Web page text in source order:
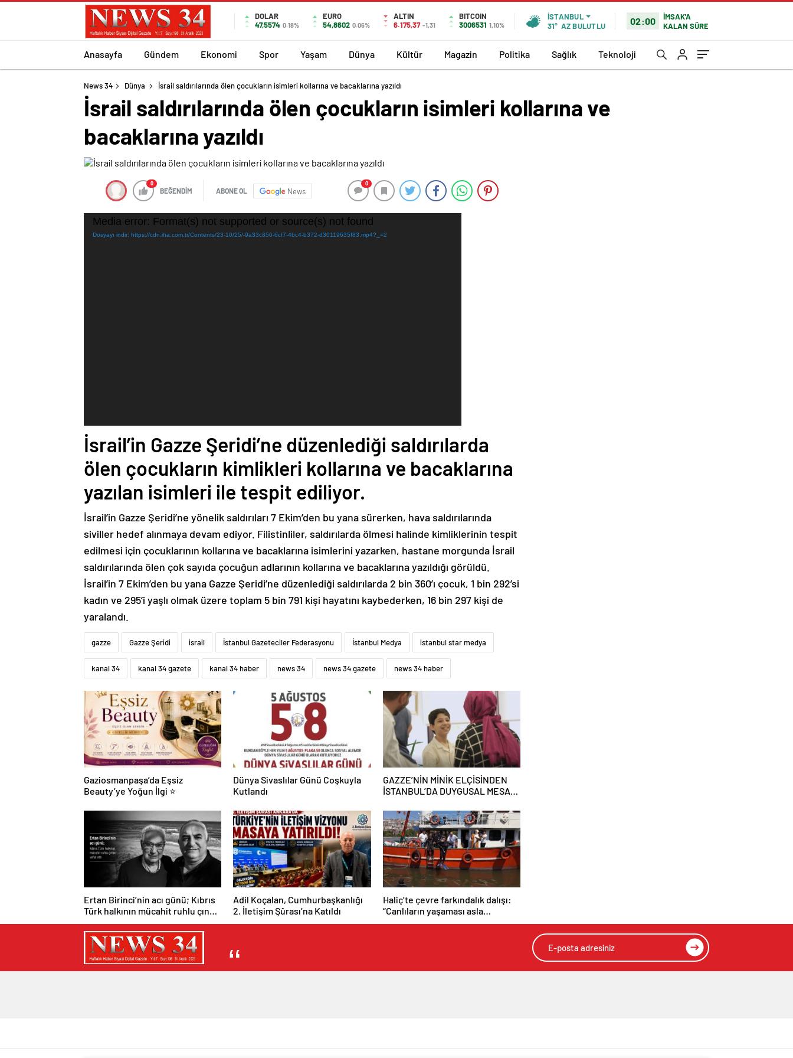
DOLAR
47,5574 0.18%
EURO
54,8602 0.06%
ALTIN
6.175,37 -1,31
BITCOIN
3006531 1,10%
İSTANBUL
31° AZ BULUTLU 02:00
İMSAK'A
KALAN SÜRE
Anasayfa Gündem Ekonomi Spor Yaşam Dünya Kültür Magazin Politika Sağlık Teknoloji
News 34 Dünya İsrail saldırılarında ölen çocukların isimleri kollarına ve bacaklarına yazıldı
İsrail saldırılarında ölen çocukların isimleri kollarına ve
bacaklarına yazıldı
0
BEĞENDİM ABONE OL News
0
Video
Media error: Format(s) not supported or source(s) not found
Dosyayı indir: https://cdn.iha.com.tr/Contents/23-10/25/-9a33c850-6cf7-4bc4-b372-d30119635f83.mp4?_=2
İsrail’in Gazze Şeridi’ne düzenlediği saldırılarda
ölen çocukların kimlikleri kollarına ve bacaklarına
yazılan isimleri ile tespit ediliyor.
İsrail’in Gazze Şeridi’ne yönelik saldırıları 7 Ekim’den bu yana sürerken, hava saldırılarında
siviller hedef alınmaya devam ediyor. Filistinliler, saldırılarda ölmesi halinde kimliklerinin tespit
edilmesi için çocuklarının kollarına ve bacaklarına isimlerini yazarken, hastane morgunda İsrail
saldırılarında ölen çok sayıda çocuğun adlarının kollarına ve bacaklarına yazıldığı görüldü.
İsrail’in 7 Ekim’den bu yana Gazze Şeridi’ne düzenlediği saldırılarda 2 bin 360’ı çocuk, 1 bin 292’si
kadın ve 295’i yaşlı olmak üzere toplam 5 bin 791 kişi hayatını kaybederken, 16 bin 297 kişi de
yaralandı.
gazze Gazze Şeridi israil İstanbul Gazeteciler Federasyonu İstanbul Medya istanbul star medya
kanal 34 kanal 34 gazete kanal 34 haber news 34 news 34 gazete news 34 haber
Gaziosmanpaşa’da Eşsiz
Beauty’ye Yoğun İlgi ⭐
Dünya Sivaslılar Günü Coşkuyla
Kutlandı
GAZZE’NİN MİNİK ELÇİSİNDEN
İSTANBUL’DA DUYGUSAL MESAJ:
Ertan Birinci’nin acı günü; Kıbrıs
Türk halkının mücahit ruhlu çınarı
vefat etti
Adil Koçalan, Cumhurbaşkanlığı
2. İletişim Şûrası’na Katıldı
Haliç’te çevre farkındalık dalışı:
“Canlıların yaşaması asla
mümkün değil”